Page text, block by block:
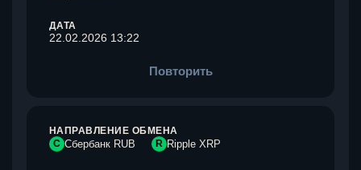
ДАТА
22.02.2026 13:22
Повторить
НАПРАВЛЕНИЕ ОБМЕНА
С Сбербанк RUB R Ripple XRP